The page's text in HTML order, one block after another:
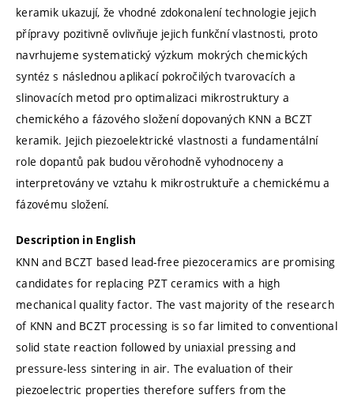
keramik ukazují, že vhodné zdokonalení technologie jejich
přípravy pozitivně ovlivňuje jejich funkční vlastnosti, proto
navrhujeme systematický výzkum mokrých chemických
syntéz s následnou aplikací pokročilých tvarovacích a
slinovacích metod pro optimalizaci mikrostruktury a
chemického a fázového složení dopovaných KNN a BCZT
keramik. Jejich piezoelektrické vlastnosti a fundamentální
role dopantů pak budou věrohodně vyhodnoceny a
interpretovány ve vztahu k mikrostruktuře a chemickému a
fázovému složení.
Description in English
KNN and BCZT based lead-free piezoceramics are promising
candidates for replacing PZT ceramics with a high
mechanical quality factor. The vast majority of the research
of KNN and BCZT processing is so far limited to conventional
solid state reaction followed by uniaxial pressing and
pressure-less sintering in air. The evaluation of their
piezoelectric properties therefore suffers from the